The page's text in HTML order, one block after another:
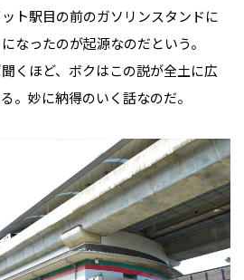
ト駅目の前のガソリンスタンドに
なったのが起源なのだという。
くほど、ボクはこの説が全土に広
。妙に納得のいく話なのだ。